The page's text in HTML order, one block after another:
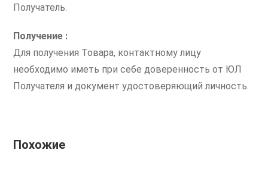
Получатель.
Получение :
Для получения Товара, контактному лицу
необходимо иметь при себе доверенность от ЮЛ
Получателя и документ удостоверяющий личность.
Похожие